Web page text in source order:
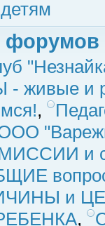
форумов
- живые и
,
и
и
,